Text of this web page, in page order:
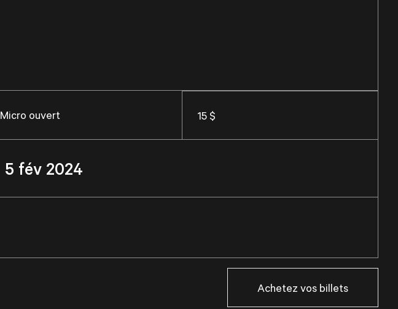
Micro ouvert 15 $
5 fév 2024
Achetez vos billets